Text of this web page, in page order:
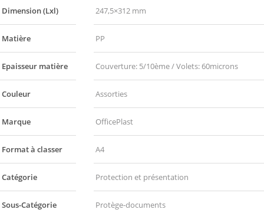
Dimension (Lxl) 247,5×312 mm
Matière PP
Epaisseur matière Couverture: 5/10ème / Volets: 60microns
Couleur Assorties
Marque OfficePlast
Format à classer A4
Catégorie Protection et présentation
Sous-Catégorie Protège-documents